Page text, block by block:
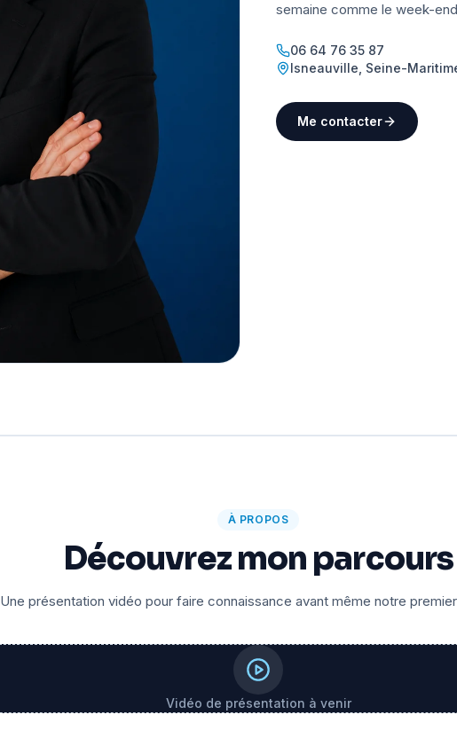
semaine comme le week-
06 64 76 35 87
Isneauville Seine-
Me contacter
À PROPOS
Découvrez mon parcours
Une présentation vidéo pour faire connaissance avant même notre
Vidéo de présentation à venir